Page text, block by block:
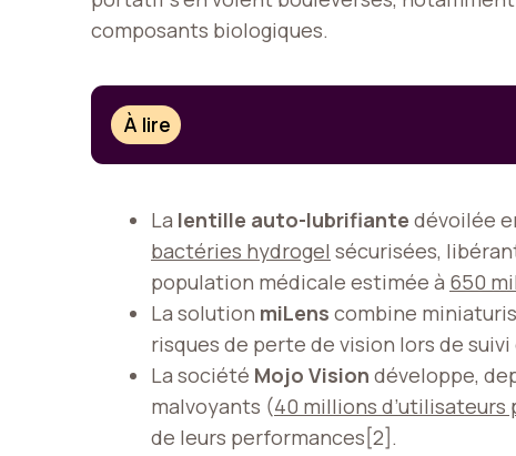
composants biologiques.
À lire
La lentille auto-lubrifiante dévoilée
bactéries hydrogel sécurisées,
population médicale estimée à 650
La solution miLens combine
risques de perte de vision lors de
La société Mojo Vision développe,
malvoyants (40 millions
de leurs performances[2].